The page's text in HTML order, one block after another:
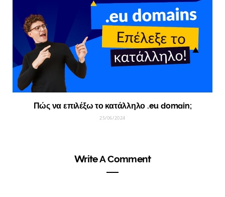
Πώς να επιλέξω το κατάλληλο .eu domain;
25/06/2024
Write A Comment